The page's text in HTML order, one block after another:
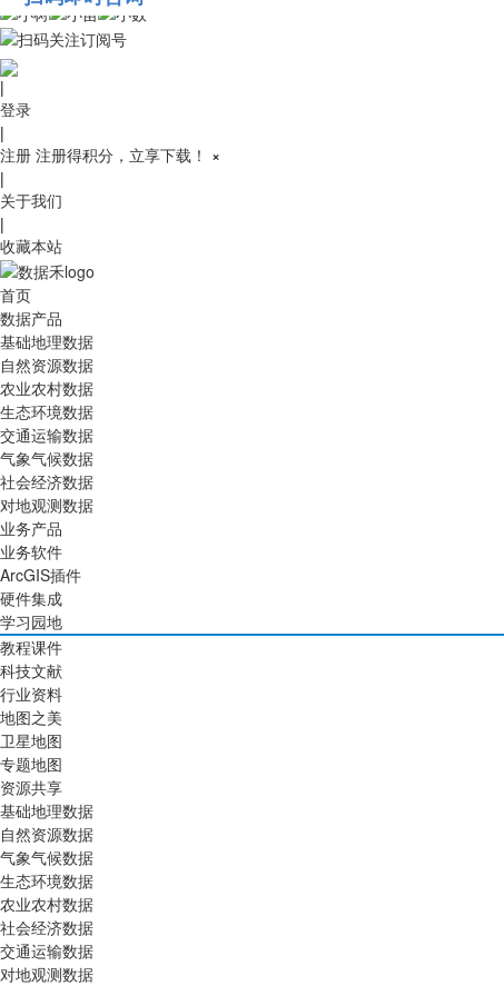
010-53689091
|
登录
|
注册 注册得积分，立享下载！ ×
|
关于我们
|
收藏本站
首页
数据产品
基础地理数据
自然资源数据
农业农村数据
生态环境数据
交通运输数据
气象气候数据
社会经济数据
对地观测数据
业务产品
业务软件
ArcGIS插件
硬件集成
学习园地
教程课件
科技文献
行业资料
地图之美
卫星地图
专题地图
资源共享
基础地理数据
自然资源数据
气象气候数据
生态环境数据
农业农村数据
社会经济数据
交通运输数据
对地观测数据